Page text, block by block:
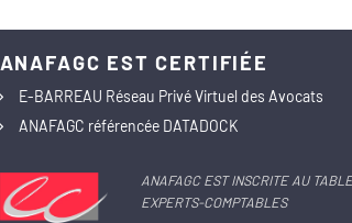
ANAFAGC EST CERTIFIÉE
E-BARREAU Réseau Privé Virtuel des Avocats
ANAFAGC référencée DATADOCK
ANAFAGC EST INSCRITE AU
EXPERTS-COMPTABLES